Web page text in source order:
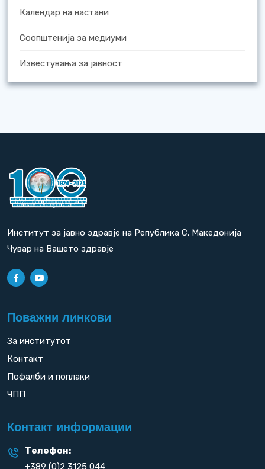
Календар на настани
Соопштенија за медиуми
Известувања за јавност
Институт за јавно здравје на Република С. Македонија
Чувар на Вашето здравје
Поважни линкови
За институтот
Контакт
Пофалби и поплаки
ЧПП
Контакт информации
Телефон:
+389 (0)2 3125 044